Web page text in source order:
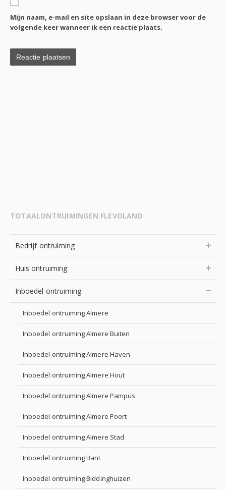
Mijn naam, e-mail en site opslaan in deze browser voor de
volgende keer wanneer ik een reactie plaats.
TOTAALONTRUIMINGEN FLEVOLAND
Bedrijf ontruiming
Huis ontruiming
Inboedel ontruiming
Inboedel ontruiming Almere
Inboedel ontruiming Almere Buiten
Inboedel ontruiming Almere Haven
Inboedel ontruiming Almere Hout
Inboedel ontruiming Almere Pampus
Inboedel ontruiming Almere Poort
Inboedel ontruiming Almere Stad
Inboedel ontruiming Bant
Inboedel ontruiming Biddinghuizen